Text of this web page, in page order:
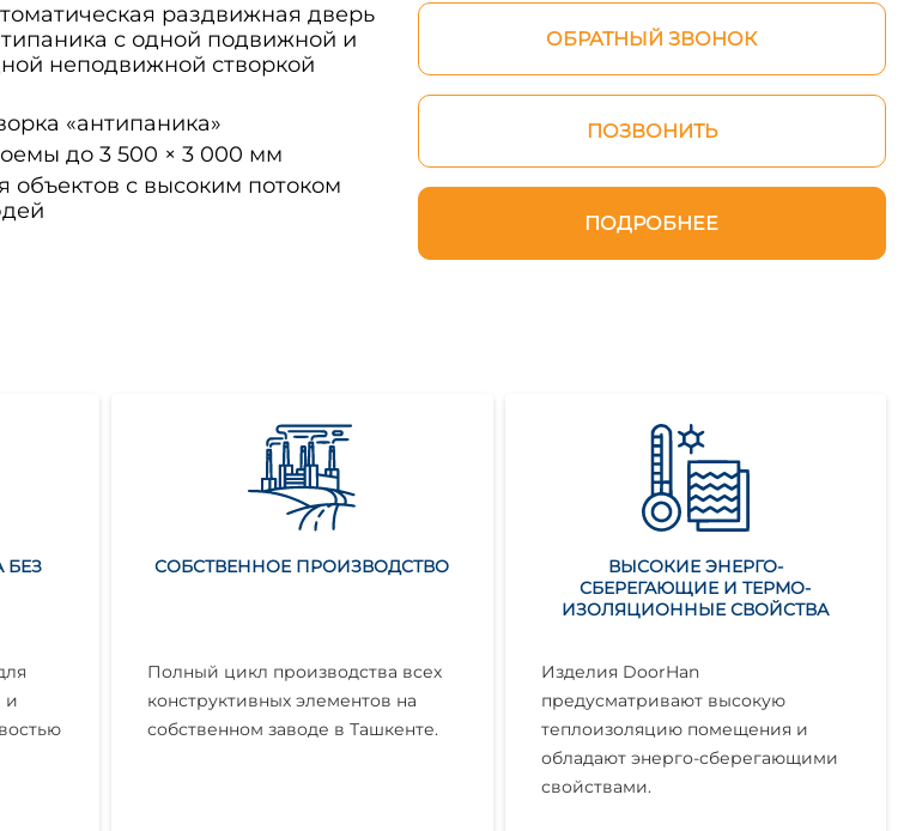
раздвижная дверь
с одной подвижной и
неподвижной створкой
«антипаника»
до 3 500 × 3 000 мм
объектов с высоким потоком
ОБРАТНЫЙ ЗВОНОК
ПОЗВОНИТЬ
ПОДРОБНЕЕ
БЕЗ
и
СОБСТВЕННОЕ ПРОИЗВОДСТВО
Полный цикл производства всех
конструктивных элементов на
собственном заводе в Ташкенте.
ВЫСОКИЕ ЭНЕРГО-
СБЕРЕГАЮЩИЕ И ТЕРМО-
ИЗОЛЯЦИОННЫЕ СВОЙСТВА
Изделия DoorHan
предусматривают высокую
теплоизоляцию помещения и
обладают энерго-сберегающими
свойствами.